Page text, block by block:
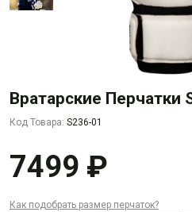
Вратарские Перчатки
Код Товара: S236-01
7499 ₽
Как подобрать размер перчаток?